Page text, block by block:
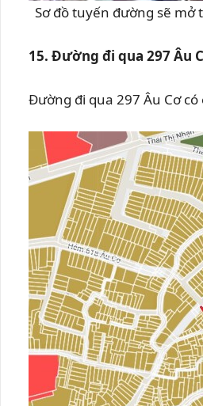
Sơ đồ tuyến đường sẽ mở
15. Đường đi qua 297 Âu
Đường đi qua 297 Âu Cơ